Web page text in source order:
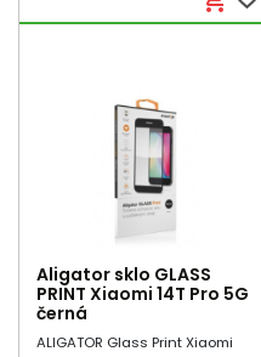
Aligator sklo GLASS
PRINT Xiaomi 14T Pro 5G
černá
ALIGATOR Glass Print Xiaomi